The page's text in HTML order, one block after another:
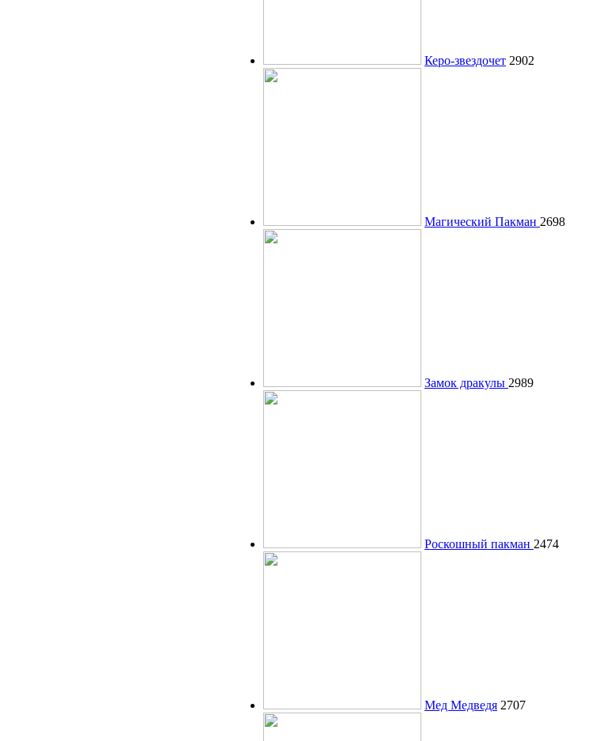
Керо-звездочет 2902
Магический Пакман 2698
Замок дракулы 2989
Роскошный пакман 2474
Мед Медведя 2707